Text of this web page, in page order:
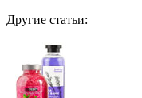
Другие статьи: